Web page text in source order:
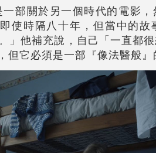
部關於另一個時代的電影
使時隔八十年，但當中的故
」他補充說，自己「一直都
它必須是一部『像法醫般』